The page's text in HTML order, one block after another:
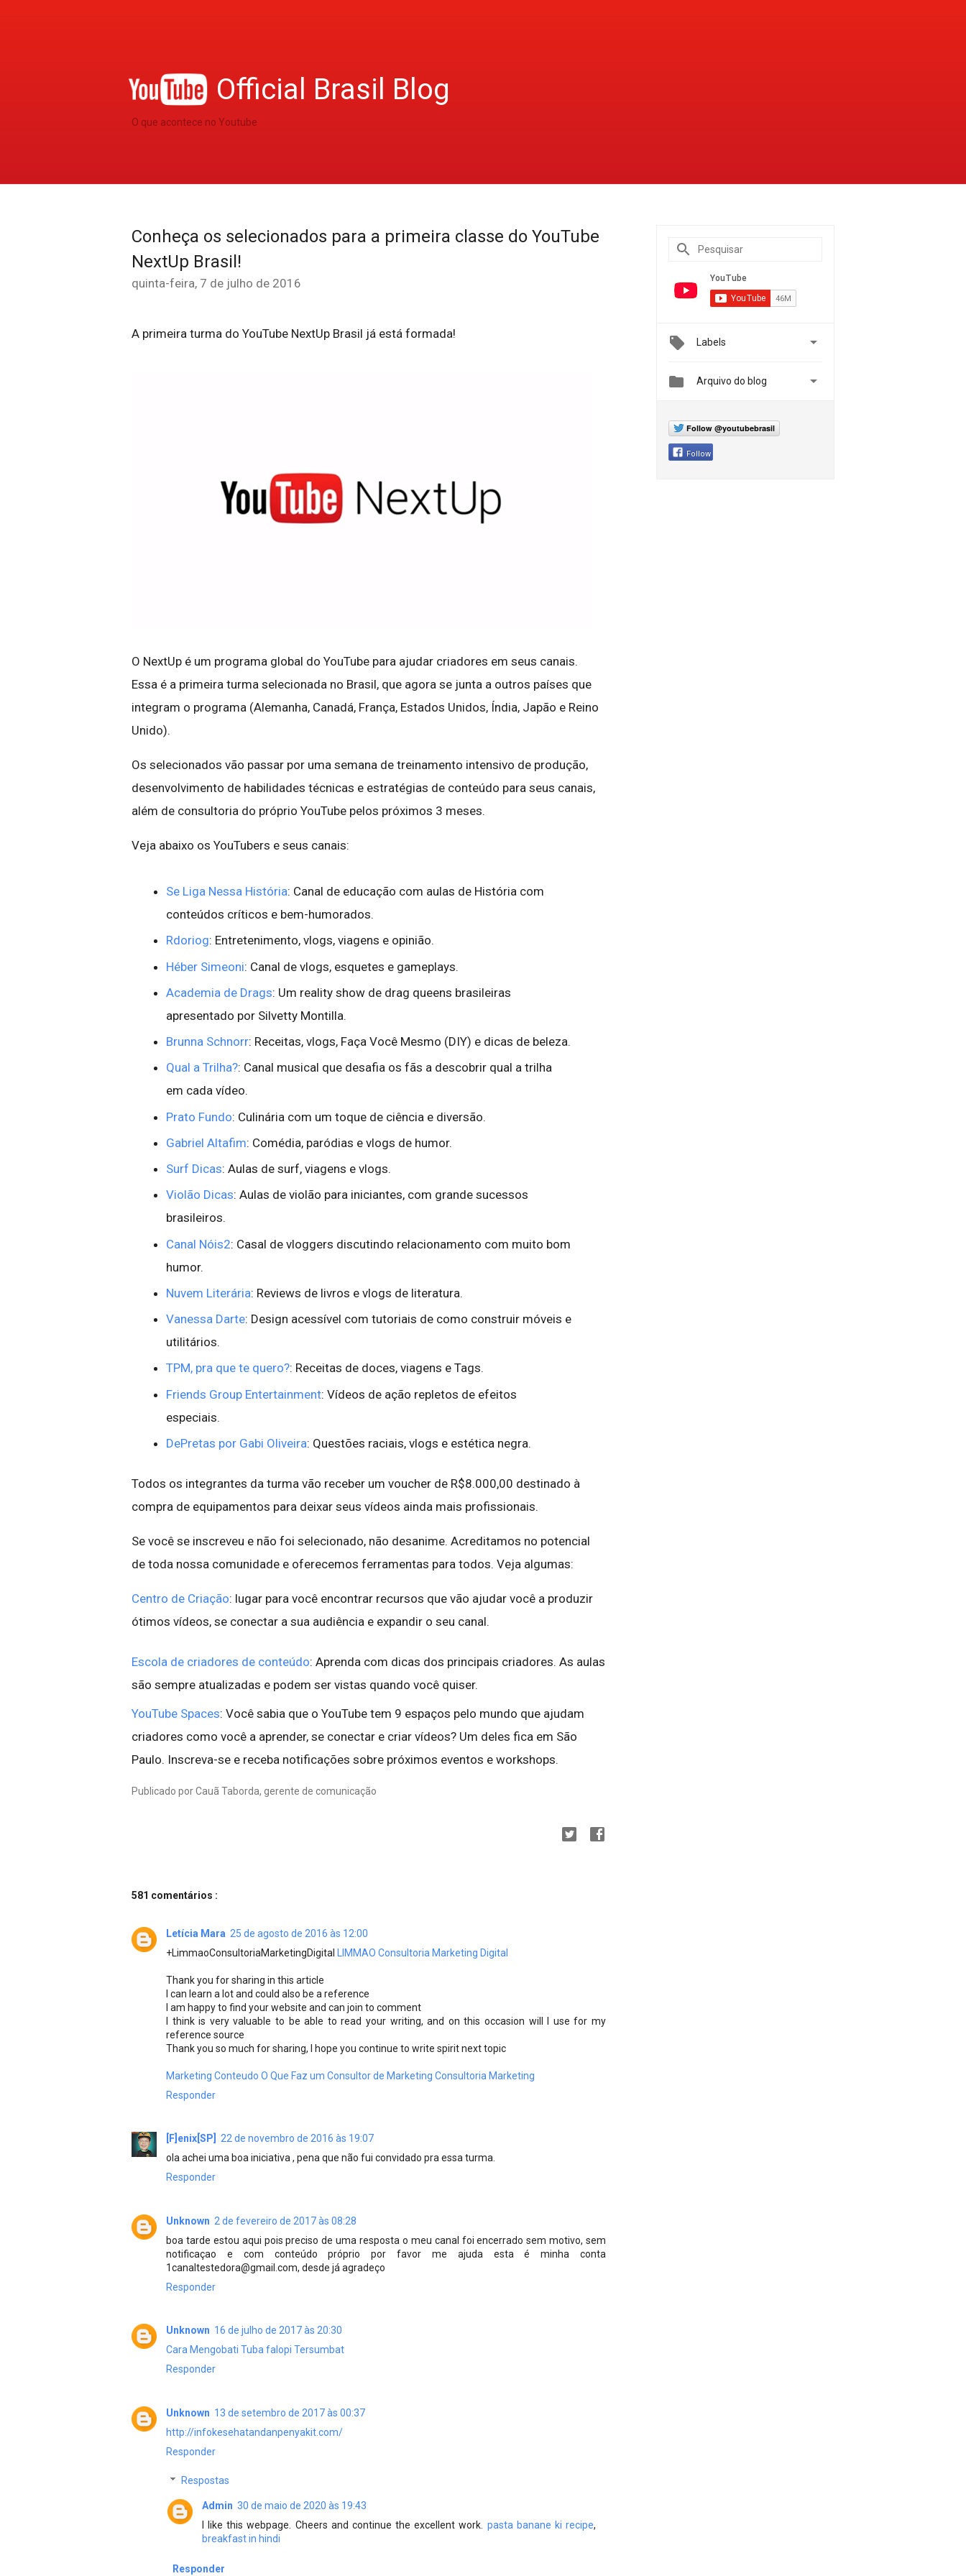
Official Brasil Blog
O que acontece no Youtube
Conheça os selecionados para a primeira classe do YouTube
NextUp Brasil!
quinta-feira, 7 de julho de 2016
A primeira turma do YouTube NextUp Brasil já está formada!
O NextUp é um programa global do YouTube para ajudar criadores em seus canais.
Essa é a primeira turma selecionada no Brasil, que agora se junta a outros países que
integram o programa (Alemanha, Canadá, França, Estados Unidos, Índia, Japão e Reino
Unido).
Os selecionados vão passar por uma semana de treinamento intensivo de produção,
desenvolvimento de habilidades técnicas e estratégias de conteúdo para seus canais,
além de consultoria do próprio YouTube pelos próximos 3 meses.
Veja abaixo os YouTubers e seus canais:
Se Liga Nessa História: Canal de educação com aulas de História com
conteúdos críticos e bem-humorados.
Rdoriog: Entretenimento, vlogs, viagens e opinião.
Héber Simeoni: Canal de vlogs, esquetes e gameplays.
Academia de Drags: Um reality show de drag queens brasileiras
apresentado por Silvetty Montilla.
Brunna Schnorr: Receitas, vlogs, Faça Você Mesmo (DIY) e dicas de beleza.
Qual a Trilha?: Canal musical que desafia os fãs a descobrir qual a trilha
em cada vídeo.
Prato Fundo: Culinária com um toque de ciência e diversão.
Gabriel Altafim: Comédia, paródias e vlogs de humor.
Surf Dicas: Aulas de surf, viagens e vlogs.
Violão Dicas: Aulas de violão para iniciantes, com grande sucessos
brasileiros.
Canal Nóis2: Casal de vloggers discutindo relacionamento com muito bom
humor.
Nuvem Literária: Reviews de livros e vlogs de literatura.
Vanessa Darte: Design acessível com tutoriais de como construir móveis e
utilitários.
TPM, pra que te quero?: Receitas de doces, viagens e Tags.
Friends Group Entertainment: Vídeos de ação repletos de efeitos
especiais.
DePretas por Gabi Oliveira: Questões raciais, vlogs e estética negra.
Todos os integrantes da turma vão receber um voucher de R$8.000,00 destinado à
compra de equipamentos para deixar seus vídeos ainda mais profissionais.
Se você se inscreveu e não foi selecionado, não desanime. Acreditamos no potencial
de toda nossa comunidade e oferecemos ferramentas para todos. Veja algumas:
Centro de Criação: lugar para você encontrar recursos que vão ajudar você a produzir
ótimos vídeos, se conectar a sua audiência e expandir o seu canal.
Escola de criadores de conteúdo: Aprenda com dicas dos principais criadores. As aulas
são sempre atualizadas e podem ser vistas quando você quiser.
YouTube Spaces: Você sabia que o YouTube tem 9 espaços pelo mundo que ajudam
criadores como você a aprender, se conectar e criar vídeos? Um deles fica em São
Paulo. Inscreva-se e receba notificações sobre próximos eventos e workshops.
Publicado por Cauã Taborda, gerente de comunicação
581 comentários :
Letícia Mara 25 de agosto de 2016 às 12:00
+LimmaoConsultoriaMarketingDigital
LIMMAO Consultoria Marketing Digital
Thank you for sharing in this article
I can learn a lot and could also be a reference
I am happy to find your website and can join to comment
I think is very valuable to be able to read your writing, and on this occasion will I use for my
reference source
Thank you so much for sharing, I hope you continue to write spirit next topic
Marketing Conteudo O Que Faz um Consultor de Marketing Consultoria Marketing
Responder
[F]enix[SP]
22 de novembro de 2016 às 19:07
ola achei uma boa iniciativa , pena que não fui convidado pra essa turma.
Responder
Unknown 2 de fevereiro de 2017 às 08:28
boa tarde estou aqui pois preciso de uma resposta o meu canal foi encerrado sem motivo, sem
notificaçao e com conteúdo próprio por favor me ajuda esta é minha conta
1canaltestedora@gmail.com, desde já agradeço
Responder
Unknown 16 de julho de 2017 às 20:30
Cara Mengobati Tuba falopi Tersumbat
Responder
Unknown 13 de setembro de 2017 às 00:37
http://infokesehatandanpenyakit.com/
Responder
Respostas
Admin 30 de maio de 2020 às 19:43
I like this webpage. Cheers and continue the excellent work. pasta banane ki recipe,
breakfast in hindi
Responder
Labels 
 Arquivo do blog 
Follow @youtubebrasil
Follow